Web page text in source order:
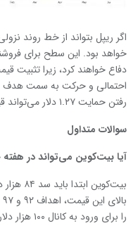
خواهد بود. این سطح برای
رفتن حمایت ۱.۲۷ دلار می‌تواند قیمت را تا مرز ۱.۱۱ دلار پایین بکشد.
سوالات متداول
آیا بیت‌کوین می‌تواند در
را برای ورود به کانال ۱۰۰ هزار دلار باز می‌کنند.